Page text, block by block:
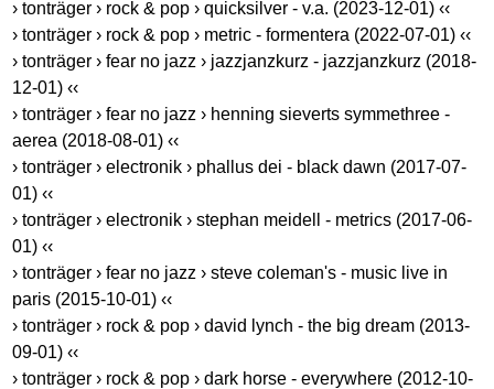
› tonträger › rock & pop › quicksilver - v.a. (2023-12-01) ‹‹
› tonträger › rock & pop › metric - formentera (2022-07-01) ‹‹
› tonträger › fear no jazz › jazzjanzkurz - jazzjanzkurz (2018-
12-01) ‹‹
› tonträger › fear no jazz › henning sieverts symmethree -
aerea (2018-08-01) ‹‹
› tonträger › electronik › phallus dei - black dawn (2017-07-
01) ‹‹
› tonträger › electronik › stephan meidell - metrics (2017-06-
01) ‹‹
› tonträger › fear no jazz › steve coleman's - music live in
paris (2015-10-01) ‹‹
› tonträger › rock & pop › david lynch - the big dream (2013-
09-01) ‹‹
› tonträger › rock & pop › dark horse - everywhere (2012-10-